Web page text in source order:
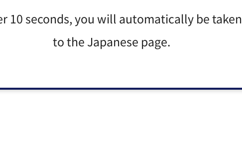
10 seconds, you will automatically be taken
to the Japanese page.